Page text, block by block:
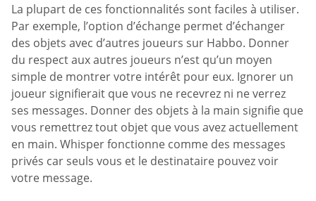
La plupart de ces fonctionnalités sont faciles à utiliser.
Par exemple, l’option d’échange permet d’échanger
des objets avec d’autres joueurs sur Habbo. Donner
du respect aux autres joueurs n’est qu’un moyen
simple de montrer votre intérêt pour eux. Ignorer un
joueur signifierait que vous ne recevrez ni ne verrez
ses messages. Donner des objets à la main signifie que
vous remettrez tout objet que vous avez actuellement
en main. Whisper fonctionne comme des messages
privés car seuls vous et le destinataire pouvez voir
votre message.